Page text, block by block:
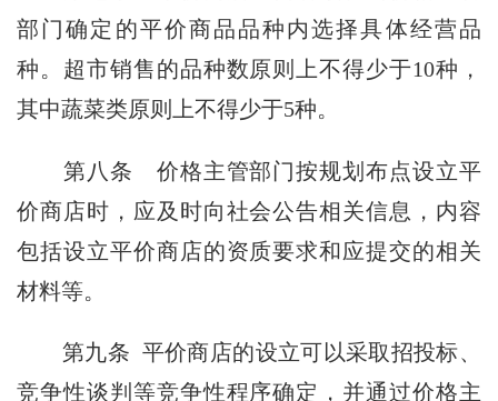
部门确定的平价商品品种内选择具体经营品
种。超市销售的品种数原则上不得少于10种，
其中蔬菜类原则上不得少于5种。
第八条 价格主管部门按规划布点设立平
价商店时，应及时向社会公告相关信息，内容
包括设立平价商店的资质要求和应提交的相关
材料等。
第九条 平价商店的设立可以采取招投标、
竞争性谈判等竞争性程序确定，并通过价格主